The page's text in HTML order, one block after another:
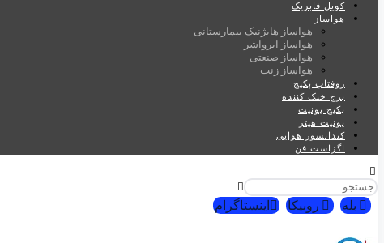
کویل فابریک
هواساز
هواساز هایژنیک بیمارستانی
هواساز ایرواشر
هواساز صنعتی
هواساز زنت
روفتاپ پکیج
برج خنک کننده
پکیج یونیت
یونیت هیتر
کندانسور هوایی
اگزاست فن
بله روبیکا اینستاگرام